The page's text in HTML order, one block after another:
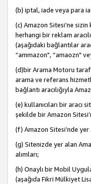
(b) iptal, iade veya para
(c) Amazon Sitesi’ne sizin
herhangi bir reklam
(aşağıdaki bağlantılar
“ammazon", “amaozn"
(d)bir Arama Motoru
arama ve referans
bağlantı aracılığıyla
(e) kullanıcıları bir aracı
şekilde bir Amazon
(f) Amazon Sitesi’nde
(g) Sitenizde yer alan
alımları;
(h) Onaylı bir Mobil
(aşağıda Fikri Mülkiyet